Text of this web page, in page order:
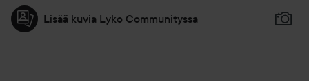
Lisää kuvia Lyko Communityssa